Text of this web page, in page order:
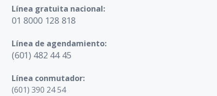
Línea gratuita nacional:
01 8000 128 818
Línea de agendamiento:
(601) 482 44 45
Línea conmutador:
(601) 390 24 54